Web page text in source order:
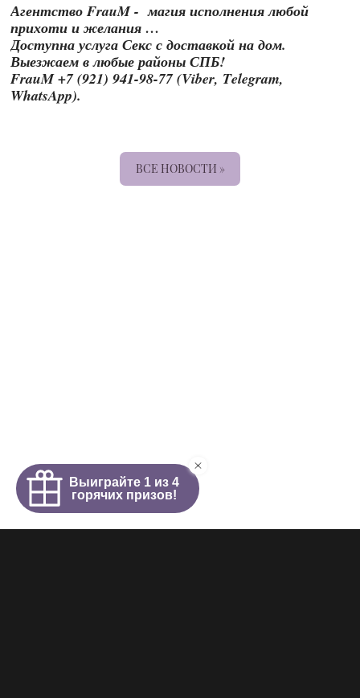
Агентство FrauM - магия исполнения любой
прихоти и желания …
Доступна услуга Секс с доставкой на дом.
Выезжаем в любые районы СПБ!
FrauM +7 (921) 941-98-77 (Viber, Telegram,
WhatsApp).
ВСЕ НОВОСТИ »